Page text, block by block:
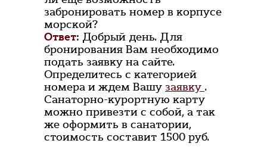
забронировать номер в корпусе
морской?
Ответ: Добрый день. Для
бронирования Вам необходимо
подать заявку на сайте.
Определитесь с категорией
номера и ждем Вашу заявку .
Санаторно-курортную карту
можно привезти с собой, а так
же оформить в санатории,
стоимость составит 1500 руб.